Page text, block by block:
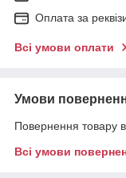
Оплата за
Всі умови оплати
Умови
Повернення товару
Всі умови